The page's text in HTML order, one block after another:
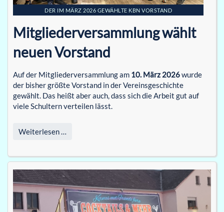
DER IM MÄRZ 2026 GEWÄHLTE KBN VORSTAND
Mitgliederversammlung wählt
neuen Vorstand
Auf der Mitgliederversammlung am 10. März 2026wurde
der bisher größte Vorstand in der Vereinsgeschichte
gewählt. Das heißt aber auch, dass sich die Arbeit gut auf
viele Schultern verteilen lässt.
Weiterlesen …